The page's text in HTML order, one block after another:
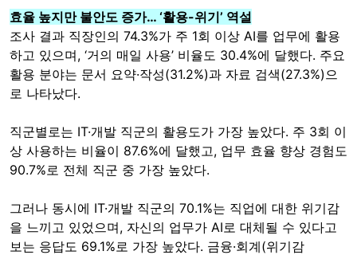
효율 높지만 불안도 증가… ‘활용-위기’ 역설
조사 결과 직장인의 74.3%가 주 1회 이상 AI를 업무에 활용
하고 있으며, ‘거의 매일 사용’ 비율도 30.4%에 달했다. 주요
활용 분야는 문서 요약·작성(31.2%)과 자료 검색(27.3%)으
로 나타났다.
직군별로는 IT·개발 직군의 활용도가 가장 높았다. 주 3회 이
상 사용하는 비율이 87.6%에 달했고, 업무 효율 향상 경험도
90.7%로 전체 직군 중 가장 높았다.
그러나 동시에 IT·개발 직군의 70.1%는 직업에 대한 위기감
을 느끼고 있었으며, 자신의 업무가 AI로 대체될 수 있다고
보는 응답도 69.1%로 가장 높았다. 금융·회계(위기감